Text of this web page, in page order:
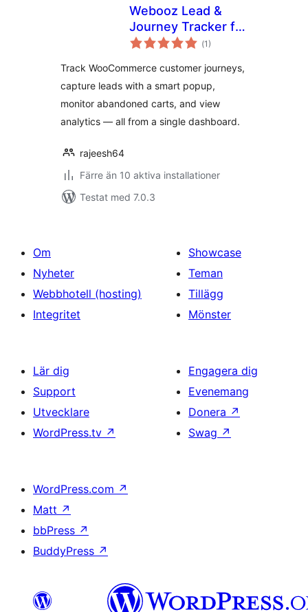
Webooz Lead &
Journey Tracker for
WooCommerce
(Totalt
antal
1)
Track WooCommerce customer journeys,
capture leads with a smart popup,
monitor abandoned carts, and view
analytics — all from a single dashboard.
rajeesh64
Färre än 10 aktiva installationer
Testat med 7.0.3
Om
Nyheter
Webbhotell (hosting)
Integritet
Showcase
Teman
Tillägg
Mönster
Lär dig
Support
Utvecklare
WordPress.tv ↗
Engagera dig
Evenemang
Donera ↗
Swag ↗
WordPress.com ↗
Matt ↗
bbPress ↗
BuddyPress ↗